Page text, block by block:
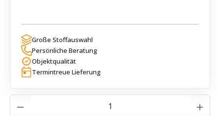
Große Stoffauswahl
Persönliche Beratung
Objektqualität
Termintreue Lieferung
Produkt Anzahl: Gib den gewünschten